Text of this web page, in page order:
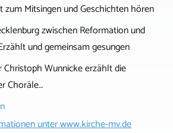
zum Mitsingen und Geschichten hören
zwischen Reformation und
und gemeinsam gesungen
Wunnicke erzählt die
Choräle…
unterwww.kirche-mv.de